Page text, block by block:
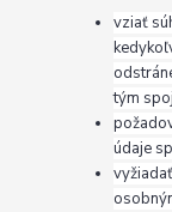
vziať
tým
údaje